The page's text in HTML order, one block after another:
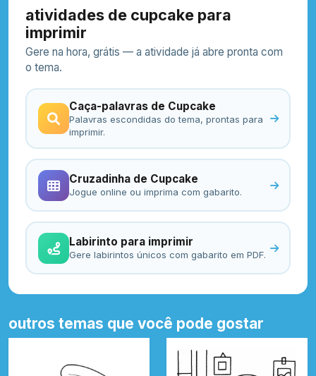
atividades de cupcake para
imprimir
Gere na hora, grátis — a atividade já abre pronta com
o tema.
Caça-palavras de Cupcake
Palavras escondidas do tema, prontas para
imprimir.
Cruzadinha de Cupcake
Jogue online ou imprima com gabarito.
Labirinto para imprimir
Gere labirintos únicos com gabarito em PDF.
outros temas que você pode gostar